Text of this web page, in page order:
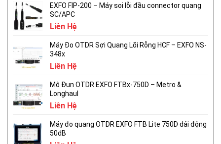
EXFO FIP-200 – Máy soi lỗi đầu connector quang
SC/APC
Liên Hệ
Máy Đo OTDR Sợi Quang Lõi Rỗng HCF – EXFO NS-
348x
Liên Hệ
Mô Đun OTDR EXFO FTBx-750D – Metro &
Longhaul
Liên Hệ
Máy đo quang OTDR EXFO FTB Lite 750D dải động
50dB